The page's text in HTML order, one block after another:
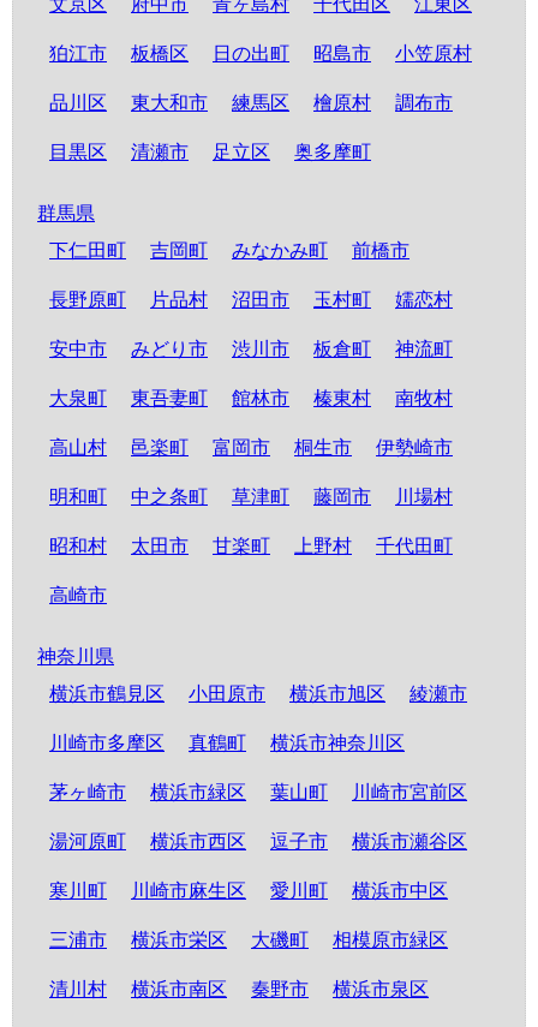
文京区 府中市 青ヶ島村 千代田区 江東区
狛江市 板橋区 日の出町 昭島市 小笠原村
品川区 東大和市 練馬区 檜原村 調布市
目黒区 清瀬市 足立区 奥多摩町
群馬県
下仁田町
吉岡町 みなかみ町 前橋市
長野原町 片品村 沼田市 玉村町 嬬恋村
安中市 みどり市 渋川市 板倉町 神流町
大泉町 東吾妻町 館林市 榛東村 南牧村
高山村 邑楽町 富岡市 桐生市 伊勢崎市
明和町 中之条町 草津町 藤岡市 川場村
昭和村 太田市 甘楽町 上野村 千代田町
高崎市
神奈川県
横浜市鶴見区
小田原市 横浜市旭区 綾瀬市
川崎市多摩区 真鶴町 横浜市神奈川区
茅ヶ崎市 横浜市緑区 葉山町 川崎市宮前区
湯河原町 横浜市西区 逗子市 横浜市瀬谷区
寒川町 川崎市麻生区 愛川町 横浜市中区
三浦市 横浜市栄区 大磯町 相模原市緑区
清川村 横浜市南区 秦野市 横浜市泉区